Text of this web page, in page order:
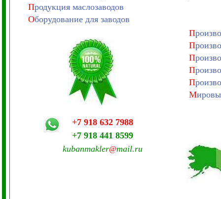
Продукция маслозаводов
Оборудование для заводов
+7 918 632 7988
+7 918 441 8599
kubanmakler@mail.ru
П
П
П
П
П
М